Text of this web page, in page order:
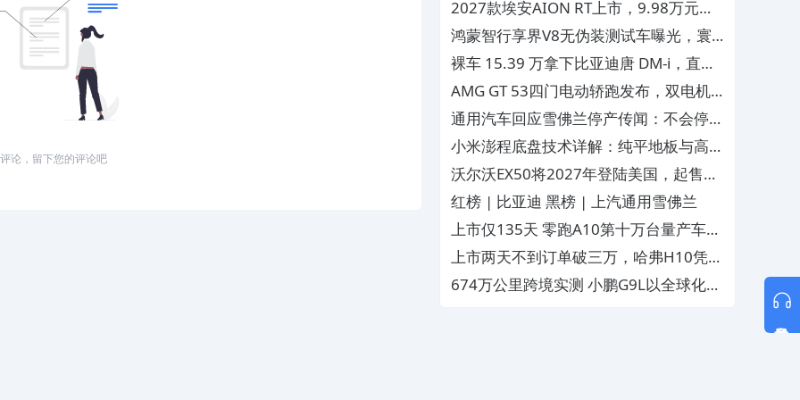
论，留下您的评论吧
2027款埃安AION RT上市，9.98万元
起，CLTC续航710km
鸿蒙智行享界V8无伪装测试车曝光，寰
宇红车色配大饼轮毂
裸车 15.39 万拿下比亚迪唐 DM‑i，直降
2.59 万，合资 SUV 没必要再看
AMG GT 53四门电动轿跑发布，双电机
400kW续航809km
通用汽车回应雪佛兰停产传闻：不会停
产，继续在中国生产并拓展海外市场
小米澎程底盘技术详解：纯平地板与高速
爆胎稳定控制
沃尔沃EX50将2027年登陆美国，起售价
约5万美元
红榜 | 比亚迪 黑榜 | 上汽通用雪佛兰
上市仅135天 零跑A10第十万台量产车下
线
上市两天不到订单破三万，哈弗H10凭综
合产品力收获认可
674万公里跨境实测 小鹏G9L以全球化标